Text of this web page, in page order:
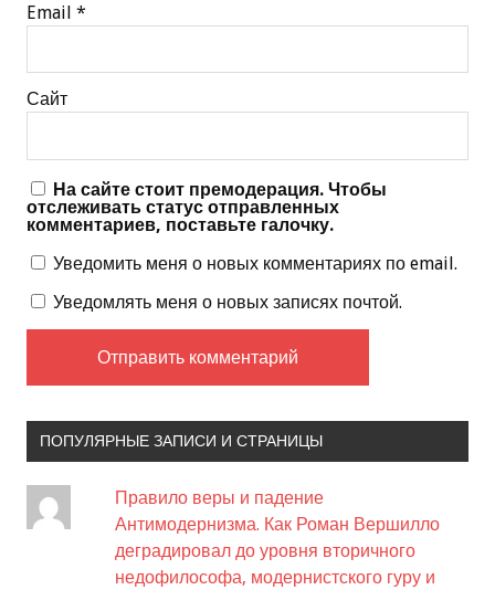
Email *
Сайт
На сайте стоит премодерация. Чтобы
отслеживать статус отправленных
комментариев, поставьте галочку.
Уведомить меня о новых комментариях по email.
Уведомлять меня о новых записях почтой.
ПОПУЛЯРНЫЕ ЗАПИСИ И СТРАНИЦЫ
Правило веры и падение
Антимодернизма. Как Роман Вершилло
деградировал до уровня вторичного
недофилософа, модернистского гуру и